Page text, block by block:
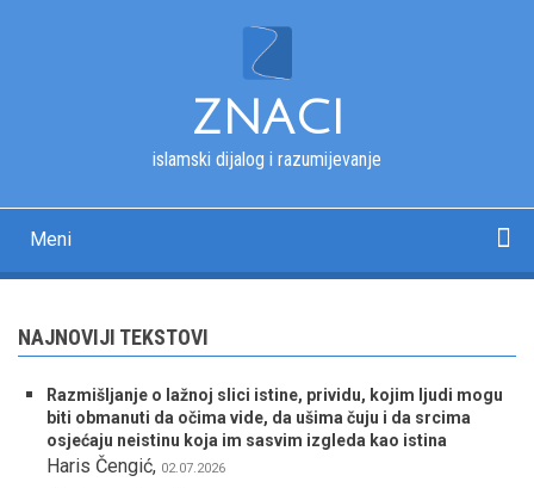
ZNACI
islamski dijalog i razumijevanje
Main
navigation
Meni
NAJNOVIJI TEKSTOVI
Razmišljanje o lažnoj slici istine, prividu, kojim ljudi mogu
biti obmanuti da očima vide, da ušima čuju i da srcima
osjećaju neistinu koja im sasvim izgleda kao istina
Haris Čengić, 02.07.2026